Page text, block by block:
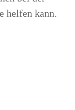
helfen kann.